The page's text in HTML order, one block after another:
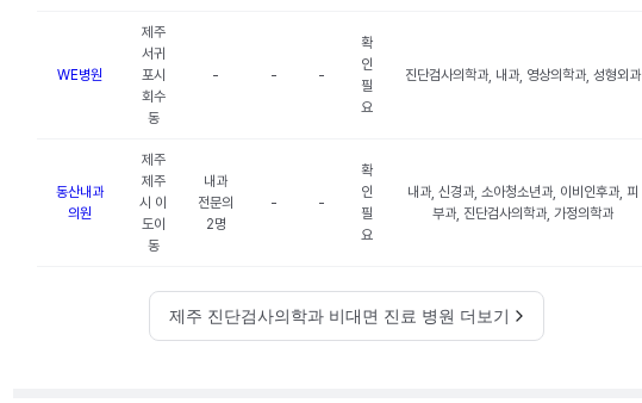
WE병원
제주
서귀
포시
회수
동
- - -
확
인
필
요
진단검사의학과, 내과, 영상의학과, 성형외과
동산내과
의원
제주
제주
시 이
도이
동
내과
전문의
2명
- -
확
인
필
요
내과, 신경과, 소아청소년과, 이비인후과, 피
부과, 진단검사의학과, 가정의학과
제주 진단검사의학과 비대면 진료 병원 더보기